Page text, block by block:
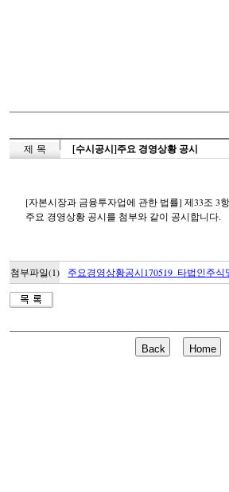
제 목 [수시공시]주요 경영상황 공시
[자본시장과 금융투자업에 관한 법률] 제33조 3
주요 경영상황 공시를 첨부와 같이 공시합니다.
첨부파일(1) 주요경영상황공시170519_타법인주